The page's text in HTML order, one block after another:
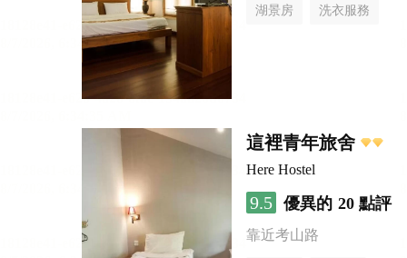
湖景房 洗衣服務
這裡青年旅舍
Here Hostel
9.5 優異的 20 點評
靠近考山路